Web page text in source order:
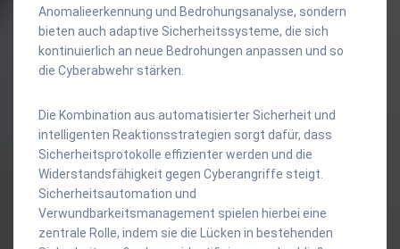
Anomalieerkennung und Bedrohungsanalyse, sondern
bieten auch adaptive Sicherheitssysteme, die sich
kontinuierlich an neue Bedrohungen anpassen und so
die Cyberabwehr stärken.
Die Kombination aus automatisierter Sicherheit und
intelligenten Reaktionsstrategien sorgt dafür, dass
Sicherheitsprotokolle effizienter werden und die
Widerstandsfähigkeit gegen Cyberangriffe steigt.
Sicherheitsautomation und
Verwundbarkeitsmanagement spielen hierbei eine
zentrale Rolle, indem sie die Lücken in bestehenden